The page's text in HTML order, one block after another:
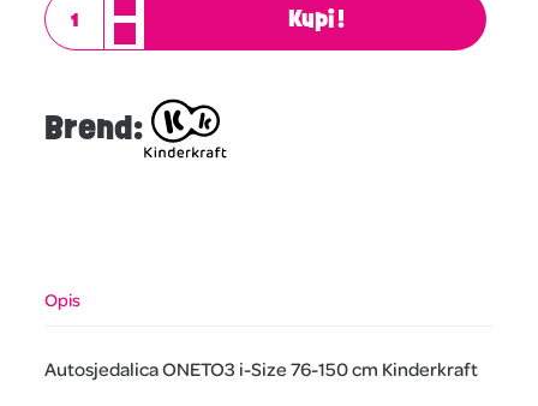
Kupi!
Brend:
Opis
Autosjedalica ONETO3 i-Size 76-150 cm Kinderkraft